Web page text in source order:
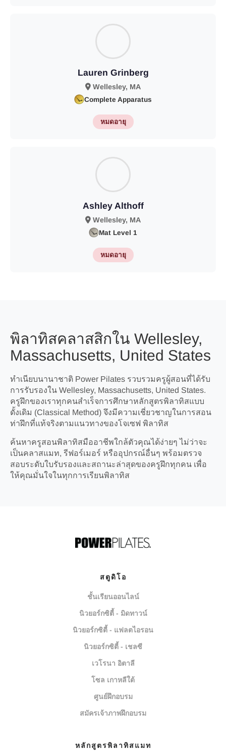
Lauren Grinberg
Wellesley, MA
Complete Apparatus
หมดอายุ
Ashley Althoff
Wellesley, MA
Mat Level 1
หมดอายุ
พิลาทิสคลาสสิกใน Wellesley,
Massachusetts, United States
ทำเนียบนานาชาติ Power Pilates รวบรวมครูผู้สอนที่ได้รับ
การรับรองใน Wellesley, Massachusetts, United States.
ครูฝึกของเราทุกคนสำเร็จการศึกษาหลักสูตรพิลาทิสแบบ
ดั้งเดิม (Classical Method) จึงมีความเชี่ยวชาญในการสอน
ท่าฝึกที่แท้จริงตามแนวทางของโจเซฟ พิลาทิส
ค้นหาครูสอนพิลาทิสมืออาชีพใกล้ตัวคุณได้ง่ายๆ ไม่ว่าจะ
เป็นคลาสแมท, รีฟอร์เมอร์ หรืออุปกรณ์อื่นๆ พร้อมตรวจ
สอบระดับใบรับรองและสถานะล่าสุดของครูฝึกทุกคน เพื่อ
ให้คุณมั่นใจในทุกการเรียนพิลาทิส
สตูดิโอ
ชั้นเรียนออนไลน์
นิวยอร์กซิตี้ - มิดทาวน์
นิวยอร์กซิตี้ - แฟลตไอรอน
นิวยอร์กซิตี้ - เชลซี
เวโรนา อิตาลี
โซล เกาหลีใต้
ศูนย์ฝึกอบรม
สมัครเจ้าภาพฝึกอบรม
หลักสูตรพิลาทิสแมท